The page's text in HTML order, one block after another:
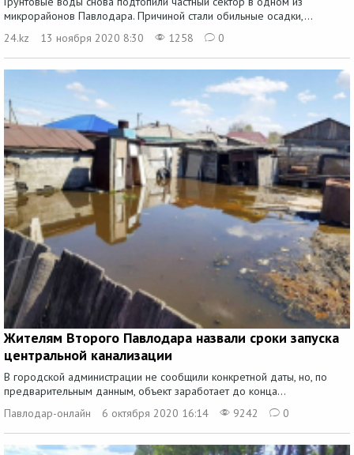
микрорайонов Павлодара. Причиной стали обильные осадки,...
24.kz
13 ноября 2020 8:30 1258 0
Жителям Второго Павлодара назвали сроки запуска
центральной канализации
В городской администрации не сообщили конкретной даты, но, по
предварительным данным, объект заработает до конца...
Павлодар-онлайн
6 октября 2020 16:14 9242 0